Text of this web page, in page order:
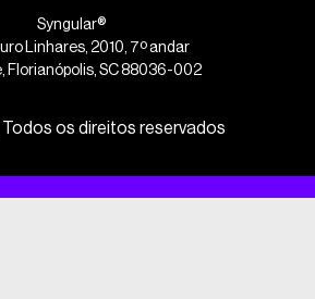
Syngular®
Linhares, 2010, 7º andar
Florianópolis, SC 88036-002
Todos os direitos reservados